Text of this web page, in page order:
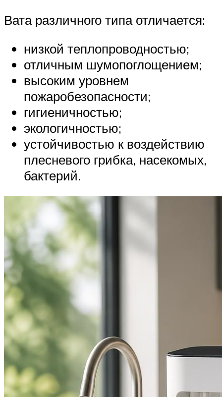
Вата различного типа отличается:
низкой теплопроводностью;
отличным шумопоглощением;
высоким уровнем
пожаробезопасности;
гигиеничностью;
экологичностью;
устойчивостью к воздействию
плесневого грибка, насекомых,
бактерий.